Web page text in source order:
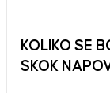
KOLIKO SE
SKOK